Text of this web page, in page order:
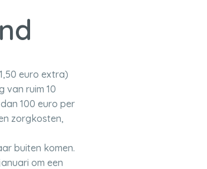
euro extra)
van ruim 10
100 euro per
zorgkosten,
buiten komen.
om een